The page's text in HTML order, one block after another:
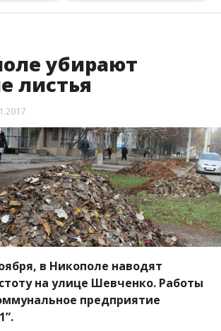
в Никополе наводят
на улице Шевченко. Работы
сообщает с места события. В
работы ведутся в районе,
известен как “Кристалл”.
двигаются от железнодорожного
Шевченко вниз.
Одна возле механического
по улице Котельникова.
листвы, грязи на дороге